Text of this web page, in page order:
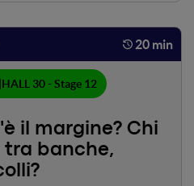
20 min
HALL 30 - Stage 12
il margine? Chi
tra banche,